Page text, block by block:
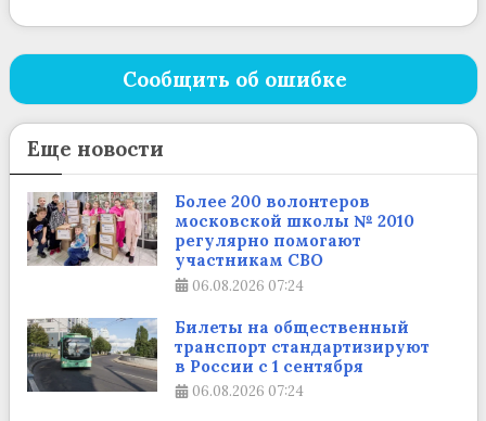
Сообщить об ошибке
Еще новости
Более 200 волонтеров
московской школы № 2010
регулярно помогают
участникам СВО
06.08.2026 07:24
Билеты на общественный
транспорт стандартизируют
в России с 1 сентября
06.08.2026 07:24